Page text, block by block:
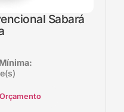
Sabará